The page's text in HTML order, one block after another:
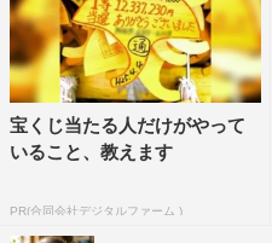
宝くじ当たる人だけがやって
いること、教えます
PR(合同会社デジタルファーム )